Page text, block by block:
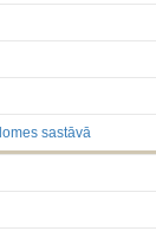
sastāvā